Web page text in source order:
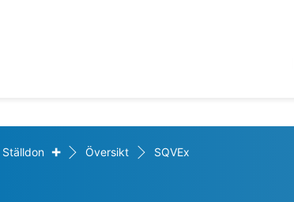
Ställdon + Översikt SQVEx